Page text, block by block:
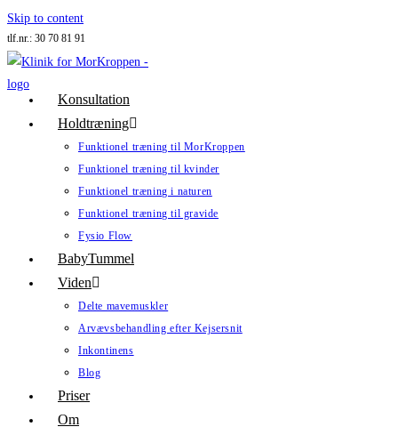
Skip to content
tlf.nr.: 30 70 81 91
Konsultation
Holdtræning
Funktionel træning til MorKroppen
Funktionel træning til kvinder
Funktionel træning i naturen
Funktionel træning til gravide
Fysio Flow
BabyTummel
Viden
Delte mavemuskler
Arvævsbehandling efter Kejsersnit
Inkontinens
Blog
Priser
Om